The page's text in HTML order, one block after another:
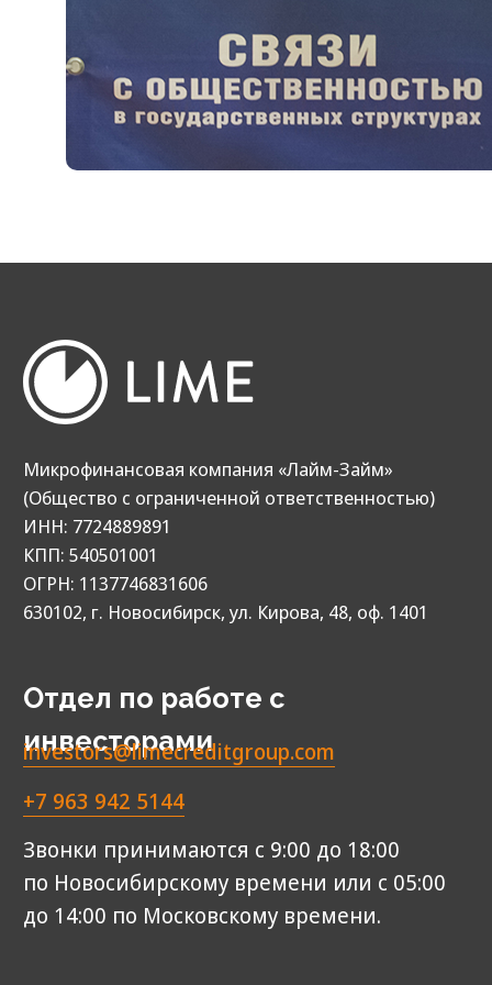
У вас остались вопросы? Задайте их нам.
Ответим вам в самые короткие сроки.
© 2013‑2026. Все права защищены